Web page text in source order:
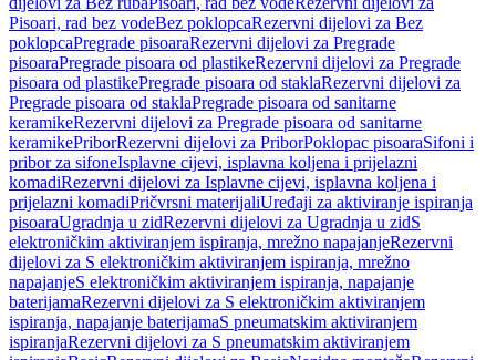
Pisoari, rad bez vodeBez poklopcaRezervni dijelovi za Bez
poklopcaPregrade pisoaraRezervni dijelovi za Pregrade
pisoaraPregrade pisoara od plastikeRezervni dijelovi za Pregrade
pisoara od plastikePregrade pisoara od staklaRezervni dijelovi za
Pregrade pisoara od staklaPregrade pisoara od sanitarne
keramikeRezervni dijelovi za Pregrade pisoara od sanitarne
keramikePriborRezervni dijelovi za PriborPoklopac pisoaraSifoni i
pribor za sifoneIsplavne cijevi, isplavna koljena i prijelazni
komadiRezervni dijelovi za Isplavne cijevi, isplavna koljena i
prijelazni komadiPričvrsni materijaliUređaji za aktiviranje ispiranja
pisoaraUgradnja u zidRezervni dijelovi za Ugradnja u zidS
elektroničkim aktiviranjem ispiranja, mrežno napajanjeRezervni
dijelovi za S elektroničkim aktiviranjem ispiranja, mrežno
napajanjeS elektroničkim aktiviranjem ispiranja, napajanje
baterijamaRezervni dijelovi za S elektroničkim aktiviranjem
ispiranja, napajanje baterijamaS pneumatskim aktiviranjem
ispiranjaRezervni dijelovi za S pneumatskim aktiviranjem